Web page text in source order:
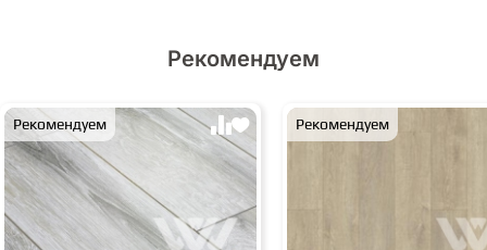
Рекомендуем
Рекомендуем Рекомендуем